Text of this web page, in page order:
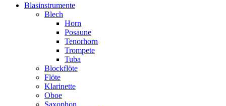
Blasinstrumente
Blech
Horn
Posaune
Tenorhorn
Trompete
Tuba
Blockflöte
Flöte
Klarinette
Oboe
Saxophon